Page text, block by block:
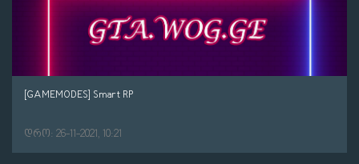
[GAMEMODES] Smart RP
დრო: 26-11-2021, 10:21